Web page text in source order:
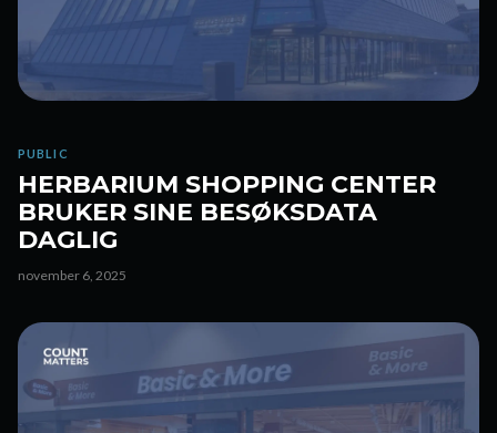
PUBLIC
HERBARIUM SHOPPING CENTER
BRUKER SINE BESØKSDATA
DAGLIG
november 6, 2025